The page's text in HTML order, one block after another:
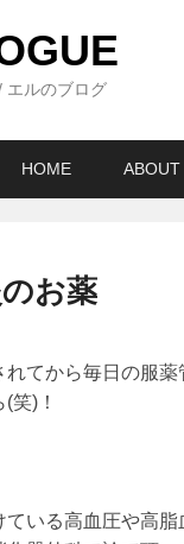
エルのブログ
HOME ABOUT
お薬
てから毎日の服
笑)！
いる高血圧や高